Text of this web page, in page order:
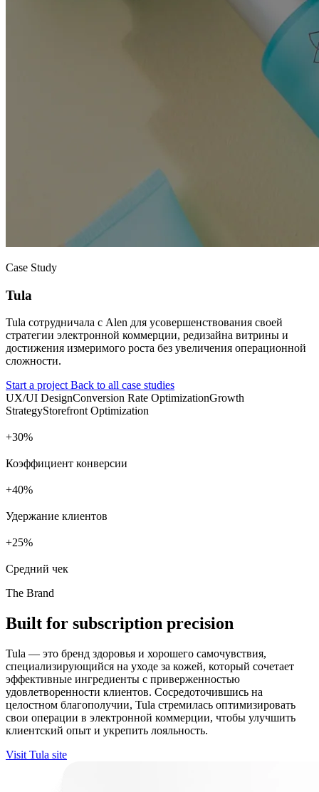
Case Study
Tula
Tula сотрудничала с Alen для усовершенствования своей
стратегии электронной коммерции, редизайна витрины и
достижения измеримого роста без увеличения операционной
сложности.
Start a projectBack to all case studies
UX/UI DesignConversion Rate OptimizationGrowth
StrategyStorefront Optimization
+ %
Коэффициент конверсии
+ %
Удержание клиентов
+ %
Средний чек
The Brand
Built for subscription precision
Tula — это бренд здоровья и хорошего самочувствия,
специализирующийся на уходе за кожей, который сочетает
эффективные ингредиенты с приверженностью
удовлетворенности клиентов. Сосредоточившись на
целостном благополучии, Tula стремилась оптимизировать
свои операции в электронной коммерции, чтобы улучшить
клиентский опыт и укрепить лояльность.
Visit Tula site